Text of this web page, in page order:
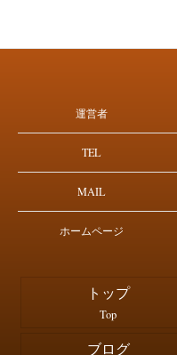
運営者
TEL
MAIL
ホームページ
トップ
Top
ブログ